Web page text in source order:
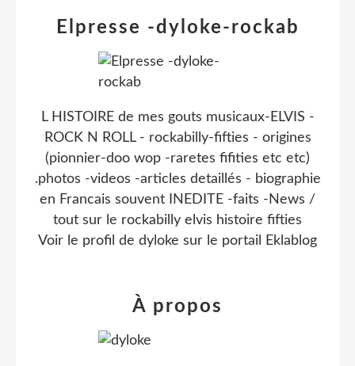
Elpresse -dyloke-rockab
L HISTOIRE de mes gouts musicaux-ELVIS -
ROCK N ROLL - rockabilly-fifties - origines
(pionnier-doo wop -raretes fifities etc etc)
.photos -videos -articles detaillés - biographie
en Francais souvent INEDITE -faits -News /
tout sur le rockabilly elvis histoire fifties
Voir le profil de dyloke sur le portail Eklablog
À propos